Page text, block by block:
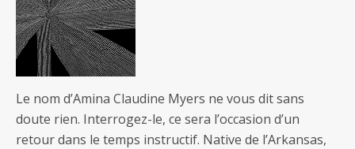
Le nom d’Amina Claudine Myers ne vous dit sans
doute rien. Interrogez-le, ce sera l’occasion d’un
retour dans le temps instructif. Native de l’Arkansas,